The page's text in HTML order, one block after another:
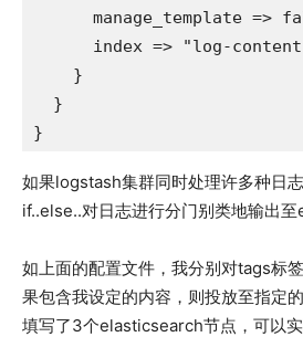
manage_template =>
index => "log-
    }
  }
如果logstash集群同时处理许多种日
if..else..对日志进行分门别类地输出至
如上面的配置文件，我分别对tags标
果包含我设定的内容，则投放至指定
填写了3个elasticsearch节点，可以实